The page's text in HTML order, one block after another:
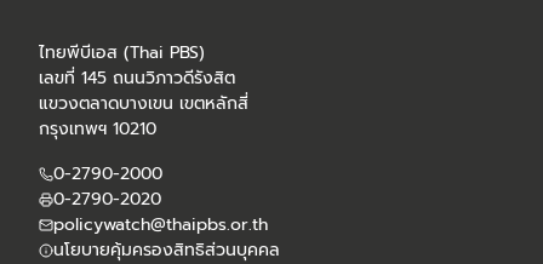
ไทยพีบีเอส (Thai PBS)
เลขที่ 145 ถนนวิภาวดีรังสิต
แขวงตลาดบางเขน เขตหลักสี่
กรุงเทพฯ 10210
0-2790-2000
0-2790-2020
policywatch@thaipbs.or.th
นโยบายคุ้มครองสิทธิส่วนบุคคล